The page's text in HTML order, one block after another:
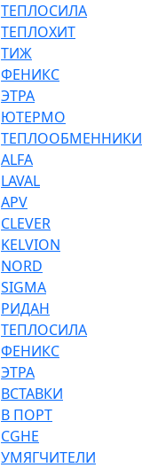
ТЕПЛОСИЛА
ТЕПЛОХИТ
ТИЖ
ФЕНИКС
ЭТРА
ЮТЕРМО
ТЕПЛООБМЕННИКИ
ALFA
LAVAL
APV
CLEVER
KELVION
NORD
SIGMA
РИДАН
ТЕПЛОСИЛА
ФЕНИКС
ЭТРА
ВСТАВКИ
В ПОРТ
CGHE
УМЯГЧИТЕЛИ